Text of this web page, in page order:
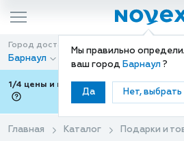
Мы правильно
ваш город Барнаул ?
Да Нет,
Город доставки
Барнаул
1/4 цены и покупки ваши с Подели
Главная Каталог
Подарки и